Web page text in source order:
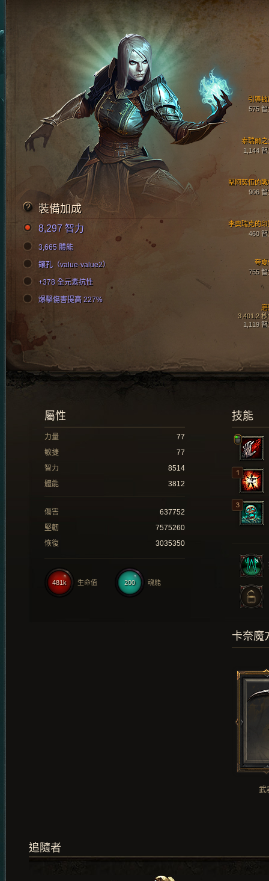
泰瑞爾之
1,144 智
聖阿契伍的戰
906 智
引導披
575 智
夸夏
755 智
3,401.2 秒
1,119 智
李奧瑞克的印
460 智
裝備加成
8,297 智力
3,665 體能
鑲孔（value-value2）
+378 全元素抗性
爆擊傷害提高 227%
技能
屬性
力量
77
敏捷
77
智力
8514
體能
3812
傷害
637752
堅韌
7575260
恢復
3035350
200 魂能
481k 生命值
卡奈魔
武
追隨者